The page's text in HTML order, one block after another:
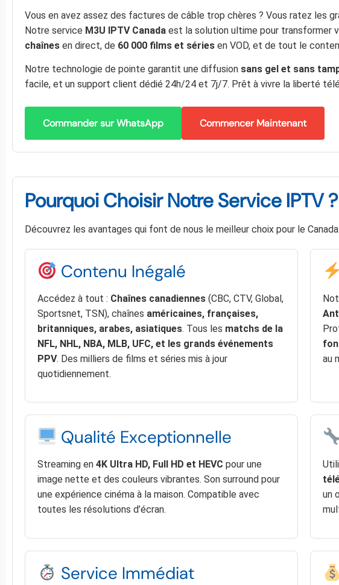
Vous en avez assez des factures de câble trop chères ? Vous ratez les
Notre service M3U IPTV Canada est la solution ultime pour transformer
chaînes en direct, de 60 000 films et séries en VOD, et de tout le
Notre technologie de pointe garantit une diffusion sans gel et sans
facile, et un support client dédié 24h/24 et 7j/7. Prêt à vivre la liberté
Commander sur WhatsApp Commencer Maintenant
Pourquoi Choisir Notre Service IPTV ?
Découvrez les avantages qui font de nous le meilleur choix pour le Canada.
Contenu Inégalé
Accédez à tout : Chaînes canadiennes (CBC, CTV, Global,
Sportsnet, TSN), chaînes américaines, françaises,
britanniques, arabes, asiatiques. Tous les matchs de la
NFL, NHL, NBA, MLB, UFC, et les grands événements
PPV. Des milliers de films et séries mis à jour
quotidiennement.
au
Qualité Exceptionnelle
Streaming en 4K Ultra HD, Full HD et HEVC pour une
image nette et des couleurs vibrantes. Son surround pour
une expérience cinéma à la maison. Compatible avec
toutes les résolutions d’écran.
un
Service Immédiat